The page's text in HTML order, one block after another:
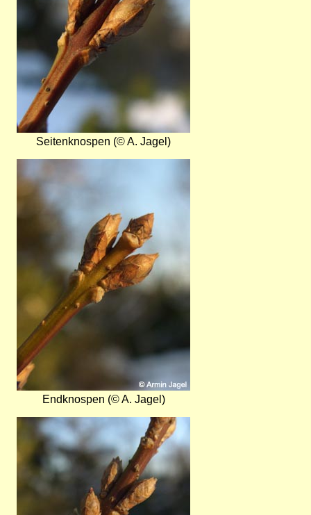
Seitenknospen (© A. Jagel)
Endknospen (© A. Jagel)
Bild